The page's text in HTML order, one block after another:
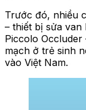
Trước đó, nhiều
– thiết bị sửa
Piccolo
mạch ở trẻ sinh
vào Việt Nam.